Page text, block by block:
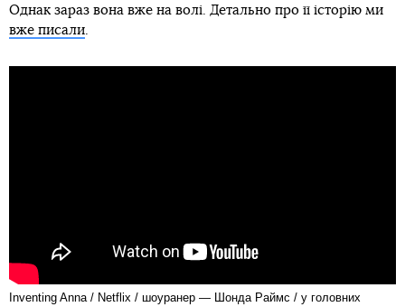
Однак зараз вона вже на волі. Детально про її історію ми
вже писали.
Inventing Anna / Netflix / шоуранер — Шонда Раймс / у головних